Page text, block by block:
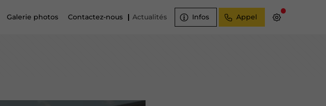
Galerie photos Contactez-nous Actualités Infos Appel